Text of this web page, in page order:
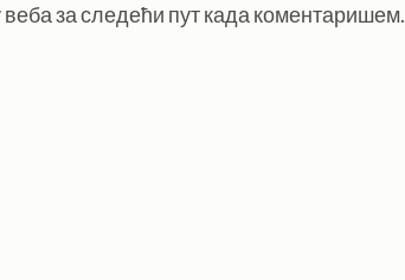
за следећи пут када коментаришем.